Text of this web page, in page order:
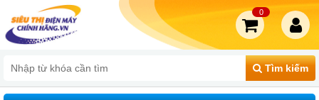
Tìm kiếm
0